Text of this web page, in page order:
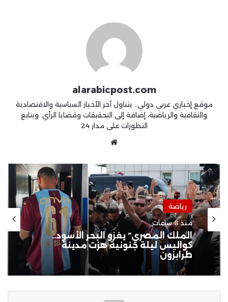
alarabicpost.com
موقع إخباري عربي دولي.. يتناول آخر الأخبار السياسية والاقتصادية
والثقافية والرياضية، إضافة إلى التحقيقات وقضايا الرأي. ويتابع
التطورات على مدار 24
رياضة
منذ 8 ساعات
ضحية “عموتة” الجديدة.. الأهلي يطيح
بنجمه المتألق رغم “العلامة الكاملة”
في الوديات!